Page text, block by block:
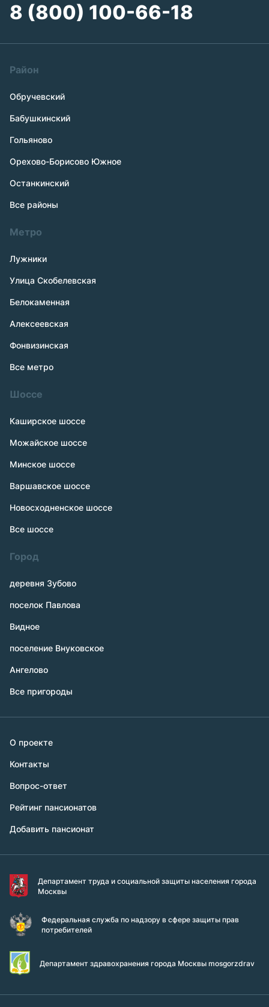
8 (800) 100-66-18
Район
Обручевский
Бабушкинский
Гольяново
Орехово-Борисово Южное
Останкинский
Все районы
Метро
Лужники
Улица Скобелевская
Белокаменная
Алексеевская
Фонвизинская
Все метро
Шоссе
Каширское шоссе
Можайское шоссе
Минское шоссе
Варшавское шоссе
Новосходненское шоссе
Все шоссе
Город
деревня Зубово
поселок Павлова
Видное
поселение Внуковское
Ангелово
Все пригороды
О проекте
Контакты
Вопрос-ответ
Рейтинг пансионатов
Добавить пансионат
Департамент труда и социальной защиты населения города
Москвы
Федеральная служба по надзору в сфере защиты прав
потребителей
Департамент здравохранения города Москвы mosgorzdrav